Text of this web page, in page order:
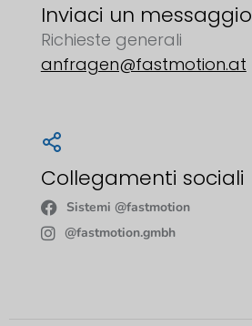
Inviaci un messaggio
Richieste generali
anfragen@fastmotion.at
Collegamenti sociali
Sistemi @fastmotion
@fastmotion.gmbh